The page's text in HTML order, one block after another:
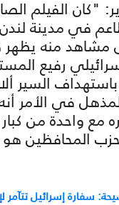
"كان الفيلم
في مدينة
مشاهد منه يظهر
رفيع
السير
في الأمر
مع واحدة من
المحافظين
سفارة إسرائيل تتآمر